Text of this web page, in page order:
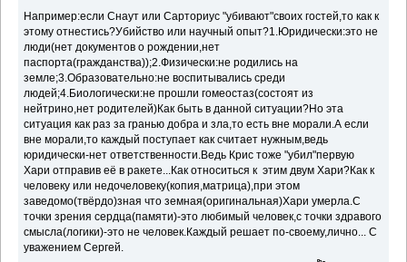
Например:если Снаут или Сарториус "убивают"своих гостей,то как к
этому отнестись?Убийство или научный опыт?1.Юридически:это не
люди(нет документов о рождении,нет
паспорта(гражданства));2.Физически:не родились на
земле;3.Образовательно:не воспитывались среди
людей;4.Биологически:не прошли гомеостаз(состоят из
нейтрино,нет родителей)Как быть в данной ситуации?Но эта
ситуация как раз за гранью добра и зла,то есть вне морали.А если
вне морали,то каждый поступает как считает нужным,ведь
юридически-нет ответственности.Ведь Крис тоже "убил"первую
Хари отправив её в ракете...Как относиться к этим двум Хари?Как к
человеку или недочеловеку(копия,матрица),при этом
заведомо(твёрдо)зная что земная(оригинальная)Хари умерла.С
точки зрения сердца(памяти)-это любимый человек,с точки здравого
смысла(логики)-это не человек.Каждый решает по-своему,лично... С
уважением Сергей.